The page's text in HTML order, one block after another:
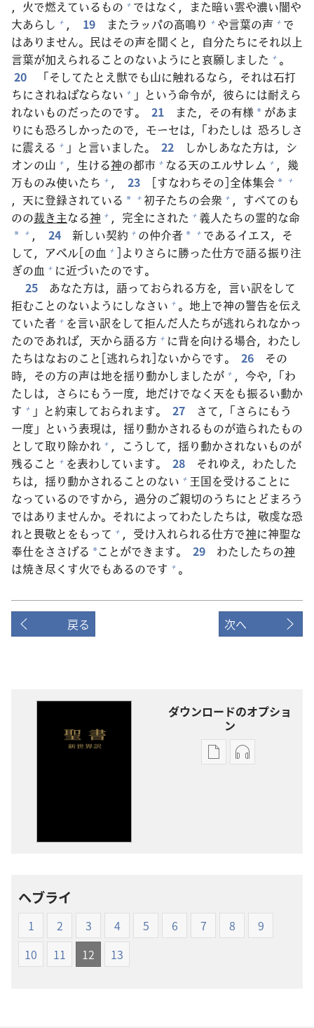
， 火で燃えているもの + ではなく，また暗い雲や濃い闇や
大あらし + ， 19 またラッパの高鳴り + や言葉の声 + で
はありません。 民はその声を聞くと， 自分たちにそれ以 上
言葉が加えられることのないようにと哀願しました + 。
20
「そしてたとえ獣でも山に触れるなら，それは石打
ちにされねばならない + 」という命令が， 彼らには耐えら
れないものだったのです。
21 また，その有様 * があま
りにも恐ろしかったので，モーセは，「わたしは 恐ろしさ
に震える + 」と言いました。 22 しかしあなた方は，シ
オンの山 + ， 生ける神の都市 + なる天のエルサレム + ， 幾
万ものみ使いたち + ， 23 [すなわちその]全体集会 * +
， 天に登録されている * + 初子たちの会衆 + ，すべてのも
のの裁き主なる神 + ， 完全にされた + 義人たちの霊的な命
* + ， 24 新しい契約 + の仲介者 * + であるイエス，そ
して，アベル[の血 + ]よりさらに勝った仕方で語る振り注
ぎの血 + に近づいたのです。
25
あなた方は， 語っておられる方を， 言い訳をして
拒むことのないようにしなさい + 。 地 上で神の警告を伝え
ていた者 + を言い訳をして拒んだ人たちが逃れられなかっ
たのであれば， 天から語る方 + に背を向ける場合，わたし
たちはなおのこと[逃れられ]ないからです。 26
その
時，その方の声は地を揺り動かしましたが + ， 今や，「わ
たしは，さらにもう一度， 地だけでなく 天をも振るい動か
す + 」と約束しておられます。 27
さて，「さらにもう
一度 」という表現は， 揺り動かされるものが造られたもの
として取り除かれ + ，こうして， 揺り動かされないものが
残ること + を表わしています。 28
それゆえ，わたした
ちは， 揺り動かされることのない + 王国を受けることに
なっているのですから， 過分のご親切のうちにとどまろう
ではありませんか。それによってわたしたちは， 敬虔な恐
れと畏敬とをもって + ， 受け入れられる仕方で神に神聖な
奉仕をささげる *ことができます。 29 わたしたちの神
は焼き尽くす火でもあるのです + 。
戻る 次へ
ダウンロードのオプショ
ン
出
オ
プ
オー
オ
プ
ヘブライ
1 2 3 4 5 6 7 8
9
10
11 12 13